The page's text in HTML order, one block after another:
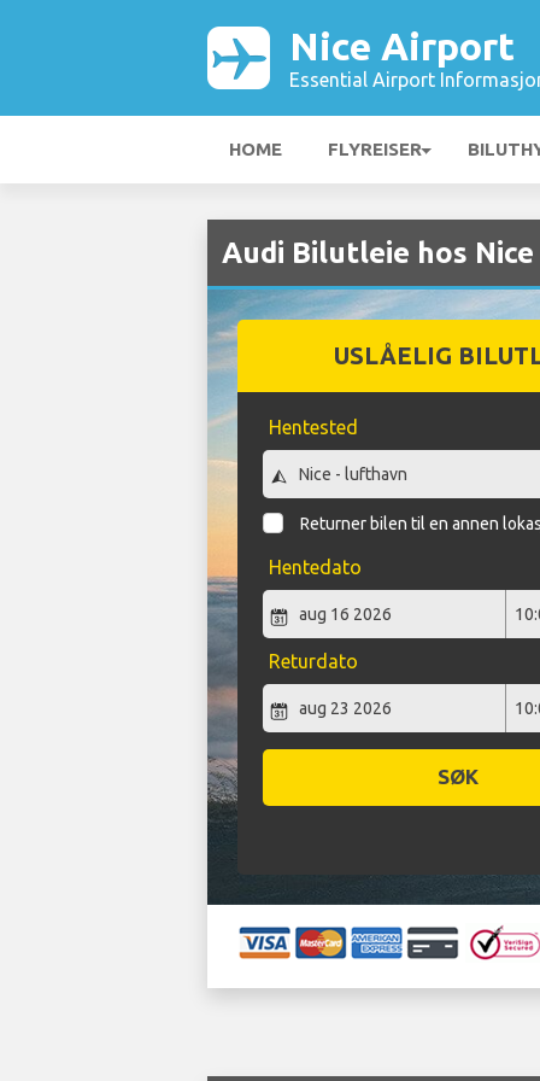
Nice Airport
Essential Airport
HOME FLYREISER
Audi Bilutleie hos
USLÅELIG
Hentested
Returner bilen til en annen
Hentedato
Returdato
SØK